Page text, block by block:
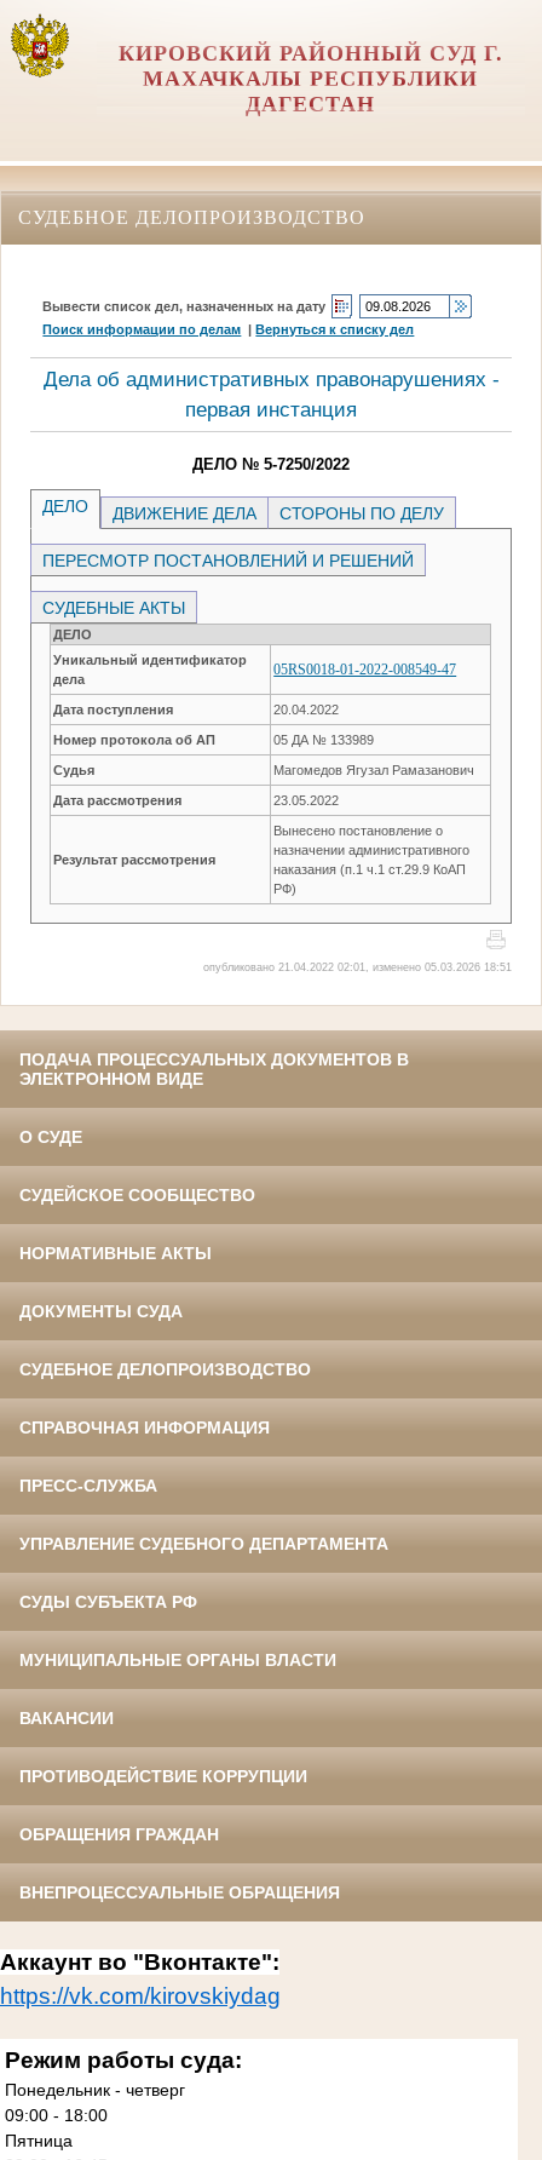
КИРОВСКИЙ РАЙОННЫЙ СУД Г.
МАХАЧКАЛЫ РЕСПУБЛИКИ
ДАГЕСТАН
СУДЕБНОЕ ДЕЛОПРОИЗВОДСТВО
Вывести список дел, назначенных на дату
Поиск информации по делам |Вернуться к списку дел
Дела об административных правонарушениях -
первая инстанция
ДЕЛО № 5-7250/2022
ДЕЛО ДВИЖЕНИЕ ДЕЛА СТОРОНЫ ПО ДЕЛУ
ПЕРЕСМОТР ПОСТАНОВЛЕНИЙ И РЕШЕНИЙ
СУДЕБНЫЕ АКТЫ
ДЕЛО
Уникальный идентификатор
дела
05RS0018-01-2022-008549-47
Дата поступления 20.04.2022
Номер протокола об АП 05 ДА № 133989
Судья Магомедов Ягузал Рамазанович
Дата рассмотрения 23.05.2022
Результат рассмотрения
Вынесено постановление о
назначении административного
наказания (п.1 ч.1 ст.29.9 КоАП
РФ)
опубликовано 21.04.2022 02:01, изменено 05.03.2026 18:51
ПОДАЧА ПРОЦЕССУАЛЬНЫХ ДОКУМЕНТОВ В
ЭЛЕКТРОННОМ ВИДЕ
О СУДЕ
СУДЕЙСКОЕ СООБЩЕСТВО
НОРМАТИВНЫЕ АКТЫ
ДОКУМЕНТЫ СУДА
СУДЕБНОЕ ДЕЛОПРОИЗВОДСТВО
СПРАВОЧНАЯ ИНФОРМАЦИЯ
ПРЕСС-СЛУЖБА
УПРАВЛЕНИЕ СУДЕБНОГО ДЕПАРТАМЕНТА
СУДЫ СУБЪЕКТА РФ
МУНИЦИПАЛЬНЫЕ ОРГАНЫ ВЛАСТИ
ВАКАНСИИ
ПРОТИВОДЕЙСТВИЕ КОРРУПЦИИ
ОБРАЩЕНИЯ ГРАЖДАН
ВНЕПРОЦЕССУАЛЬНЫЕ ОБРАЩЕНИЯ
Аккаунт во "Вконтакте":
https://vk.com/kirovskiydag
Режим работы суда:
Понедельник - четверг
09:00 - 18:00
Пятница